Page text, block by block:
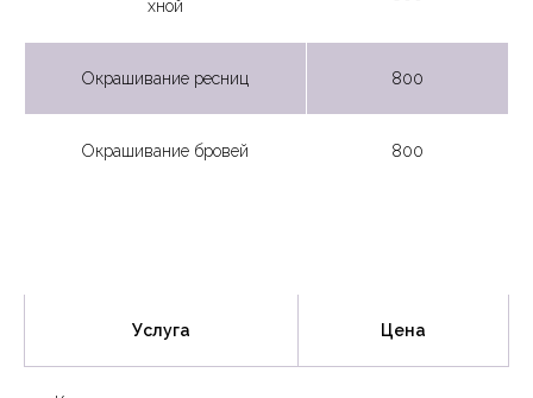
хной
Окрашивание ресниц 800
Окрашивание бровей 800
Услуга Цена